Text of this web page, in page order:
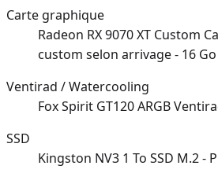
Carte graphique
Radeon RX 9070 XT Custom
custom selon arrivage - 16 Go
Ventirad / Watercooling
Fox Spirit GT120 ARGB
SSD
Kingston NV3 1 To SSD M.2 -